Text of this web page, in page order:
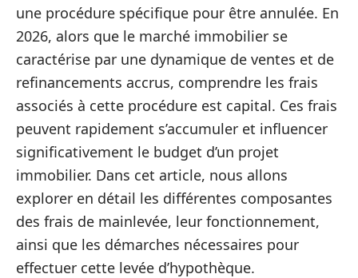
une procédure spécifique pour être annulée. En
2026, alors que le marché immobilier se
caractérise par une dynamique de ventes et de
refinancements accrus, comprendre les frais
associés à cette procédure est capital. Ces frais
peuvent rapidement s’accumuler et influencer
significativement le budget d’un projet
immobilier. Dans cet article, nous allons
explorer en détail les différentes composantes
des frais de mainlevée, leur fonctionnement,
ainsi que les démarches nécessaires pour
effectuer cette levée d’hypothèque.